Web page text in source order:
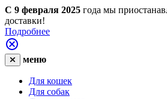
С 9 февраля 2025 года мы
доставки!
Подробнее
меню
Для кошек
Для собак